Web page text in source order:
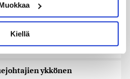
käsitellään ja miten
sen milloin vain
sisällön ja mainosten
Kiellä
drooni lähellä Romanian
ykkönen